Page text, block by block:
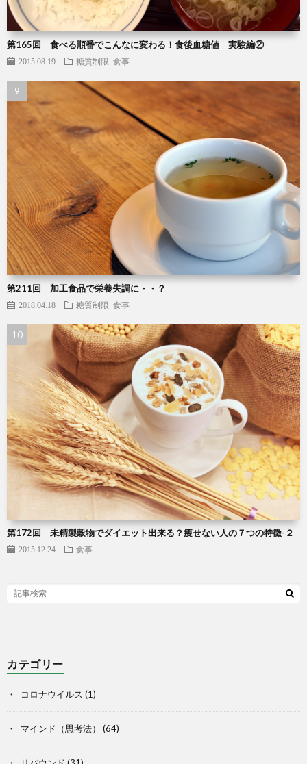
第165回 食べる順番でこんなに変わる！食後血糖値 実験編②
2015.08.19 糖質制限 食事
第211回 加工食品で栄養失調に・・？
2018.04.18 糖質制限 食事
第172回 未精製穀物でダイエット出来る？痩せない人の７つの特徴-２
2015.12.24 食事
カテゴリー
コロナウイルス (1)
マインド（思考法） (64)